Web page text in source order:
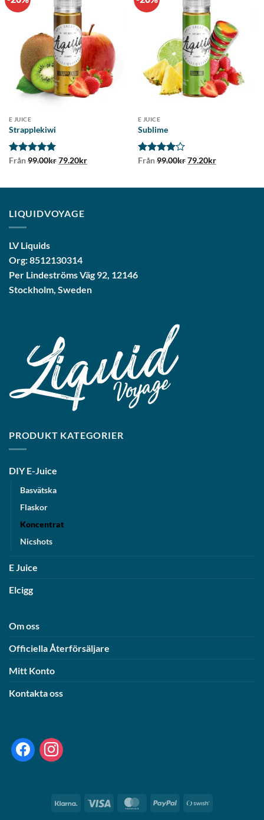
E JUICE
Strapplekiwi
Betygsatt5
Från99.00kr Det
ursprungliga
99.00kr.
79.20krDet
nuvarande
79.20kr.
E JUICE
Sublime
Betygsatt
Från99.00kr Det
ursprungliga
99.00kr.
79.20krDet
nuvarande
79.20kr.
LIQUIDVOYAGE
LV Liquids
Org: 8512130314
Per Lindeströms Väg 92, 12146
Stockholm, Sweden
PRODUKT KATEGORIER
DIY E-Juice
Basvätska
Flaskor
Koncentrat
Nicshots
E Juice
Elcigg
Om oss
Officiella Återförsäljare
Mitt Konto
Kontakta oss
facebookinstagram
Klarna Visa MasterCardPayPal
Swish